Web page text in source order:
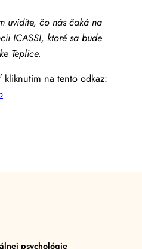
uvidíte, čo nás čaká na
ICASSI, ktoré sa bude
Teplice.
na tento odkaz:
psychológie